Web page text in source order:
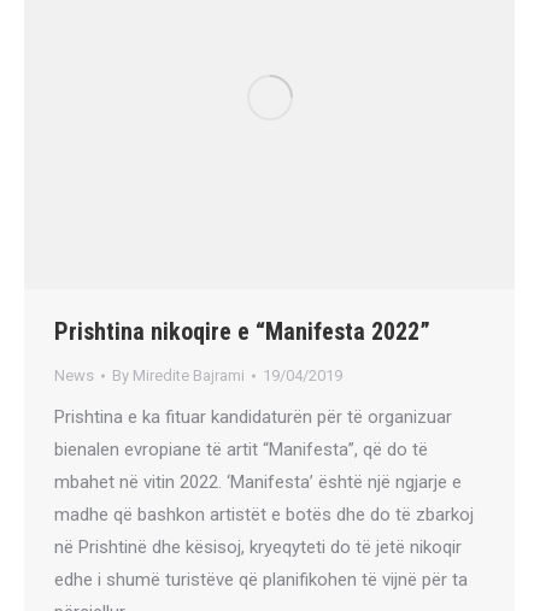
Prishtina nikoqire e “Manifesta 2022”
News By Miredite Bajrami 19/04/2019
Prishtina e ka fituar kandidaturën për të organizuar
bienalen evropiane të artit “Manifesta”, që do të
mbahet në vitin 2022. ‘Manifesta’ është një ngjarje e
madhe që bashkon artistët e botës dhe do të zbarkoj
në Prishtinë dhe kësisoj, kryeqyteti do të jetë nikoqir
edhe i shumë turistëve që planifikohen të vijnë për ta